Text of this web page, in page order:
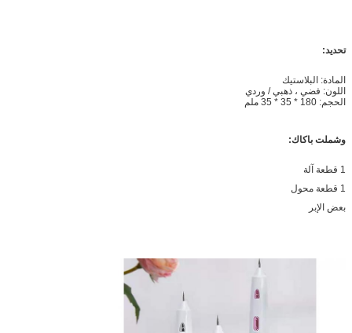
تحديد:
المادة: البلاستيك
اللون: فضي ، ذهبي / وردي
الحجم: 180 * 35 * 35 ملم
وشملت باكاك:
1 قطعة آلة
1 قطعة محول
بعض الإبر